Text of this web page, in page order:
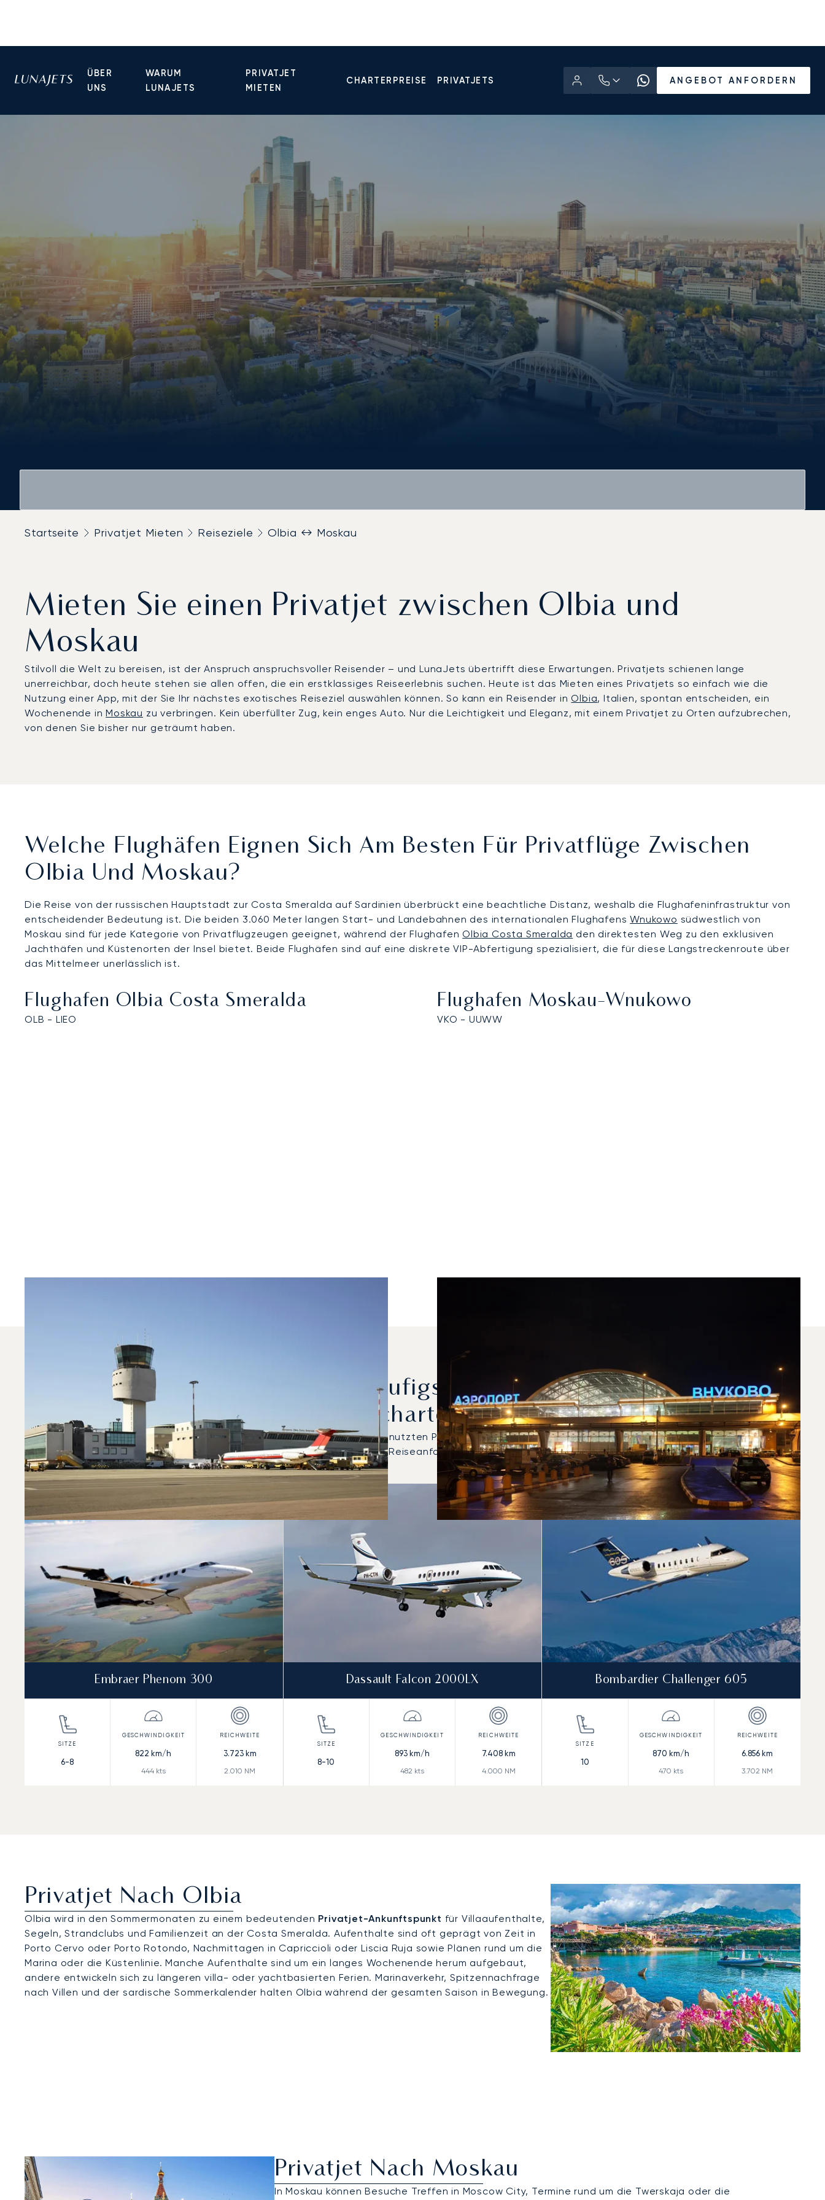
ÜBER
UNS
WARUM
LUNAJETS
PRIVATJET
MIETEN
CHARTERPREISE PRIVATJETS ANGEBOT ANFORDERN
Startseite Privatjet Mieten Reiseziele Olbia ↔ Moskau
Mieten Sie einen Privatjet zwischen Olbia und
Moskau
Stilvoll die Welt zu bereisen, ist der Anspruch anspruchsvoller Reisender – und LunaJets übertrifft diese Erwartungen. Privatjets schienen lange
unerreichbar, doch heute stehen sie allen offen, die ein erstklassiges Reiseerlebnis suchen. Heute ist das Mieten eines Privatjets so einfach wie die
Nutzung einer App, mit der Sie Ihr nächstes exotisches Reiseziel auswählen können. So kann ein Reisender inOlbia, Italien, spontan entscheiden, ein
Wochenende inMoskau zu verbringen. Kein überfüllter Zug, kein enges Auto. Nur die Leichtigkeit und Eleganz, mit einem Privatjet zu Orten aufzubrechen,
von denen Sie bisher nur geträumt haben.
Welche Flughäfen Eignen Sich Am Besten Für Privatflüge Zwischen
Olbia Und Moskau?
Die Reise von der russischen Hauptstadt zur Costa Smeralda auf Sardinien überbrückt eine beachtliche Distanz, weshalb die Flughafeninfrastruktur von
entscheidender Bedeutung ist. Die beiden 3.060 Meter langen Start- und Landebahnen des internationalen FlughafensWnukowo südwestlich von
Moskau sind für jede Kategorie von Privatflugzeugen geeignet, während der FlughafenOlbia Costa Smeralda den direktesten Weg zu den exklusiven
Jachthäfen und Küstenorten der Insel bietet. Beide Flughäfen sind auf eine diskrete VIP-Abfertigung spezialisiert, die für diese Langstreckenroute über
das Mittelmeer unerlässlich ist.
Flughafen Olbia Costa Smeralda
OLB - LIEO
Flughafen Moskau-Wnukowo
VKO - UUWW
Welche Privatjets Werden Am Häufigsten Zwischen Olbia Und Moskau
Gechartert?
2025 waren Phenom 300, Falcon 2000LX und Challenger 605 die meistgenutzten Privatjets für Flüge zwischen Moskau und Olbia. Ein erfahrener Private
Aviation Advisor hilft Ihnen, das passende Flugzeug für Ihre individuellen Reiseanforderungen zu finden.
Kontaktieren Sie eines unserer lokalen Büros.
Top 3 Flugzeugmodelle nach Anzahl der Flugbewegungen zwischen Olbia und Moskau im Jahr 2025
Foto des Flugzeugs
Geschwindigkeit (km/h)
Geschwindigkeit (Knoten)Reichweite (km)
Reichweite (NM)
Embraer Phenom 300
6-8
822 km/h
444kts
3.723km
2.010 NM
Dassault Falcon 2000LX
8-10
893 km/h
482 kts
7.408km
4.000 NM
Bombardier Challenger 605
10
870 km/h
470 kts
6.856 km
3.702 NM
Privatjet Nach Olbia
Olbia wird in den Sommermonaten zu einem bedeutenden Privatjet-Ankunftspunkt für Villaaufenthalte,
Segeln, Strandclubs und Familienzeit an der Costa Smeralda. Aufenthalte sind oft geprägt von Zeit in
Porto Cervo oder Porto Rotondo, Nachmittagen in Capriccioli oder Liscia Ruja sowie Plänen rund um die
Marina oder die Küstenlinie. Manche Aufenthalte sind um ein langes Wochenende herum aufgebaut,
andere entwickeln sich zu längeren villa- oder yachtbasierten Ferien. Marinaverkehr, Spitzennachfrage
nach Villen und der sardische Sommerkalender halten Olbia während der gesamten Saison in Bewegung.
Privatjet Nach Moskau
In Moskau können Besuche Treffen in Moscow City, Termine rund um die Twerskaja oder die